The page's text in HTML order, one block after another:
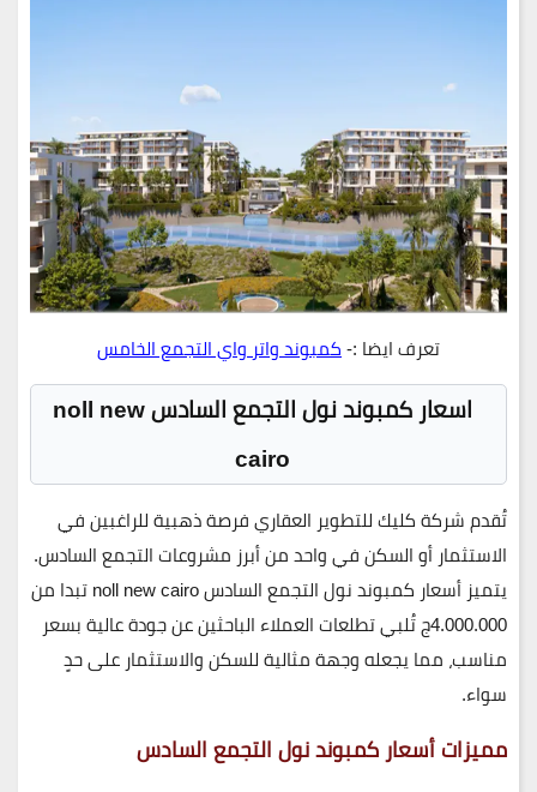
تعرف ايضا :-كمبوند واتر واي التجمع الخامس
اسعار كمبوند نول التجمع السادس noll new
cairo
تُقدم شركةكليك للتطوير العقاريفرصة ذهبية للراغبين في
الاستثمار أو السكن في واحد من أبرز مشروعاتالتجمع السادس.
يتميز أسعار كمبوند نول التجمع السادس noll new cairo
تبدا من
4.000.000ج تُلبي تطلعات العملاء الباحثين عن جودة عالية بسعر
مناسب، مما يجعله وجهة مثالية للسكن والاستثمار على حدٍ
سواء.
مميزات أسعار كمبوند نول التجمع السادس